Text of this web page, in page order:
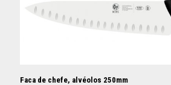
Faca de chefe, alvéolos 250mm